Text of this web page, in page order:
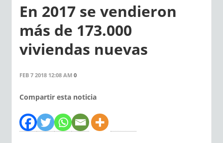
En 2017 se vendieron
más de 173.000
viviendas nuevas
FEB 7 2018 12:08 AM 0
Compartir esta noticia